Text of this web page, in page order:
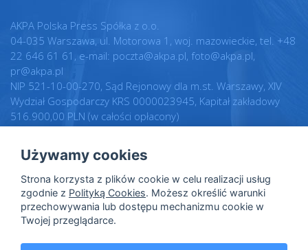
AKPA Polska Press Spółka z o.o.
04-035 Warszawa, ul. Motorowa 1, woj. mazowieckie, tel. +48
22 646 61 61, e-mail: poczta@akpa.pl, foto@akpa.pl,
pr@akpa.pl
NIP 521-10-00-270, Sąd Rejonowy dla m.st. Warszawy, XIV
Wydział Gospodarczy KRS 0000023945, Kapitał zakładowy
516.900,00 PLN (w całości opłacony)
Regulamin
Warunki licencji
Polityka prywatności
Polityka cookies
Dane osobowe
Realizacja:
Intellect.pl
Używamy cookies
Strona korzysta z plików cookie w celu realizacji usług
zgodnie z Polityką Cookies. Możesz określić warunki
przechowywania lub dostępu mechanizmu cookie w
Twojej przeglądarce.